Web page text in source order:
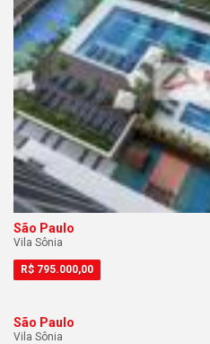
São Paulo
Vila Sônia
R$ 795.000,00
São Paulo
Vila Sônia